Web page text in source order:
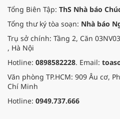
Tổng Biên Tập: ThS Nhà báo
Tổng thư ký tòa soạn: Nhà báo
Trụ sở chính: Tầng 2, Căn
, Hà Nội
Hotline: 0898582228. Email:
Văn phòng TP.HCM: 909 Âu cơ,
Chí Minh
Hotline: 0949.737.666